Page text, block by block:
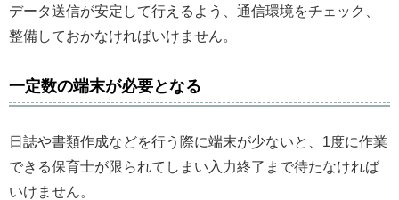
データ送信が安定して行えるよう、通信環境をチェック、
整備しておかなければいけません。
一定数の端末が必要となる
日誌や書類作成などを行う際に端末が少ないと、1度に作業
できる保育士が限られてしまい入力終了まで待たなければ
いけません。